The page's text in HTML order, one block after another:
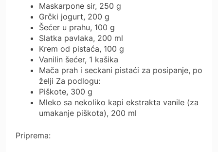
Maskarpone sir, 250 g
Grčki jogurt, 200 g
Šećer u prahu, 100 g
Slatka pavlaka, 200 ml
Krem od pistaća, 100 g
Vanilin šećer, 1 kašika
Mača prah i seckani pistaći za posipanje, po
želji Za podlogu:
Piškote, 300 g
Mleko sa nekoliko kapi ekstrakta vanile (za
umakanje piškota), 200 ml
Priprema: